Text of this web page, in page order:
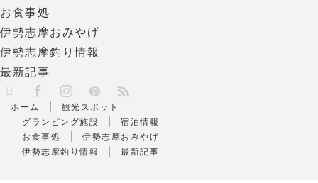
お食事処
伊勢志摩おみやげ
伊勢志摩釣り情報
最新記事
FacebookInstagramPinterest
RSS
ホーム
観光スポット
グランピング施設
宿泊情報
お食事処
伊勢志摩おみやげ
伊勢志摩釣り情報
最新記事